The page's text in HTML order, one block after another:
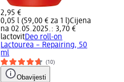
2,95 €
0,05 l (59,00 € za 1 l)Cijena
na 02.05.2025.: 3,70 €
lactovitDeo roll-on
Lactourea – Repairing, 50
ml
(10)
Obavijesti